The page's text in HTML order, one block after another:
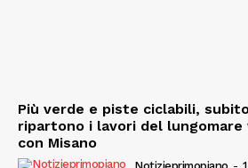
Più verde e piste ciclabili,
ripartono i lavori del
con Misano